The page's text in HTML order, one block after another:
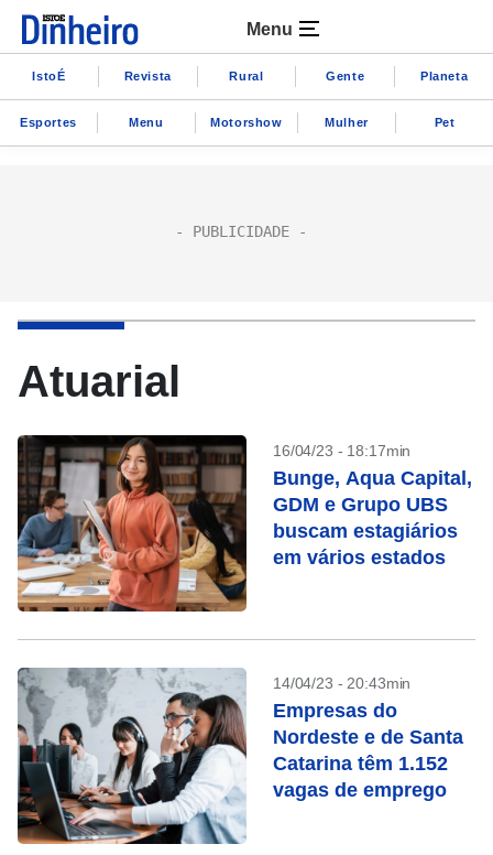
Menu
IstoÉ Revista Rural Gente Planeta
Esportes Menu Motorshow Mulher Pet
Atuarial
16/04/23 - 18:17min
Bunge, Aqua Capital,
GDM e Grupo UBS
buscam estagiários
em vários estados
14/04/23 - 20:43min
Empresas do
Nordeste e de Santa
Catarina têm 1.152
vagas de emprego